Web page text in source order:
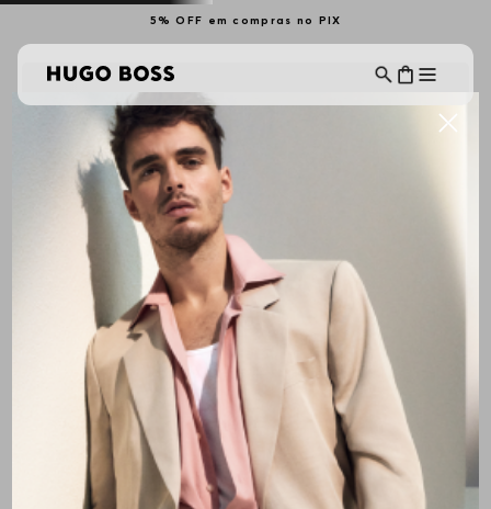
5% OFF em compras no PIX